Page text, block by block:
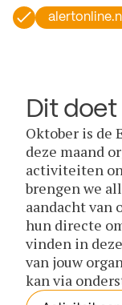
alertonline.nl
Dit
Oktober is de
deze maand
activiteiten
brengen we
aandacht van
hun directe
vinden in
van jouw
kan via